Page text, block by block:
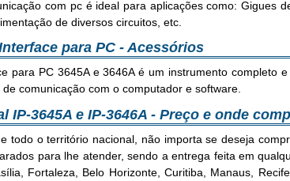
com pc é ideal para aplicações como: Gigues
de diversos circuitos, etc.
para PC - Acessórios
para PC 3645A e 3646A é um instrumento
comunicação com o computador e software.
IP-3645A e IP-3646A - Preço e onde
todo o território nacional, não importa se deseja
para lhe atender, sendo a entrega feita em
Fortaleza, Belo Horizonte, Curitiba, Manaus,